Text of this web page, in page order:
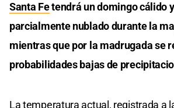
Santa Fetendrá un domingo cálido
parcialmente nublado durante la
mientras que por la madrugada se
probabilidades bajas de
La temperatura actual, registrada a